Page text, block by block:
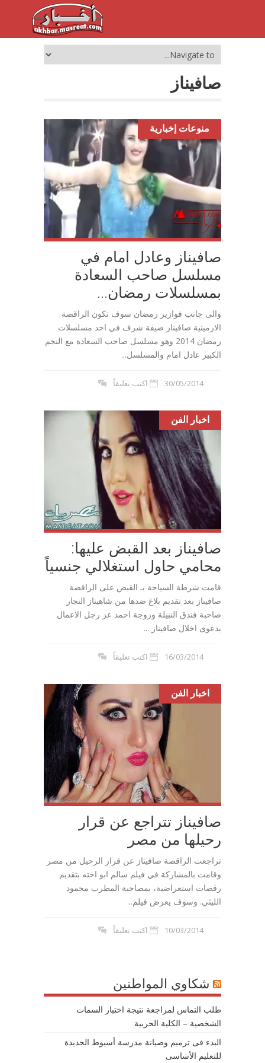
صافيناز
منوعات إخبارية
صافيناز وعادل امام في
مسلسل صاحب السعادة
بمسلسلات رمضان...
والى جانب فوازير رمضان سوف تكون الراقصة
الارمينية صافيناز ضيفة شرف في احد مسلسلات
رمضان 2014 وهو مسلسل صاحب السعادة مع النجم
الكبير عادل امام والمسلسل...
30/05/2014 اكتب تعليقاً
اخبار الفن
صافيناز بعد القبض عليها:
محامي حاول استغلالي جنسياً
قامت شرطة السياحة بـ القبض على الراقصة
صافيناز بعد تقديم بلاغ ضدها من شاهيناز النجار
صاحبة فندق النبيلة وزوجة احمد عز رجل الاعمال
بدعوى اخلال صافيناز ...
16/03/2014 اكتب تعليقاً
اخبار الفن
صافيناز تتراجع عن قرار
رحيلها من مصر
تراجعت الراقصة صافيناز عن قرار الرحيل من مصر
وقامت بالمشاركة في فيلم سالم ابو اخته بتقديم
رقصات استعراضية، بمصاحبة المطرب محمود
الليثي. وسوف يعرض فيلم...
10/03/2014 اكتب تعليقاً
شكاوي المواطنين
طلب التماس لمراجعة نتيجة اختبار السمات
الشخصية – الكلية الحربية
البدء فى ترميم وصيانة مدرسة أسيوط الجديدة
للتعليم الأساسى